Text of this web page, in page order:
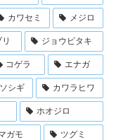
カワセミ メジロ
ジョウビタキ
コゲラ エナガ
シギ カワラヒワ
ホオジロ
ガモ ツグミ